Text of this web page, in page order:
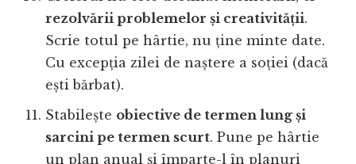
rezolvării problemelor și creativității.
Scrie totul pe hârtie, nu ține minte date.
Cu excepția zilei de naștere a soției (dacă
ești bărbat).
Stabilește obiective de termen lung și
sarcini pe termen scurt. Pune pe hârtie
un plan anual și împarte-l în planuri